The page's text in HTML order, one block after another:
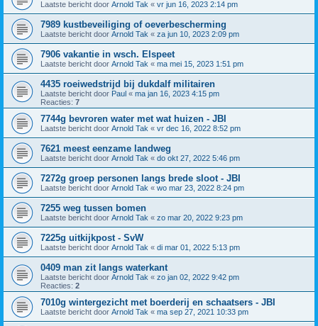
Laatste bericht door Arnold Tak « vr jun 16, 2023 2:14 pm
7989 kustbeveiliging of oeverbescherming
Laatste bericht door Arnold Tak « za jun 10, 2023 2:09 pm
7906 vakantie in wsch. Elspeet
Laatste bericht door Arnold Tak « ma mei 15, 2023 1:51 pm
4435 roeiwedstrijd bij dukdalf militairen
Laatste bericht door Paul « ma jan 16, 2023 4:15 pm
Reacties: 7
7744g bevroren water met wat huizen - JBI
Laatste bericht door Arnold Tak « vr dec 16, 2022 8:52 pm
7621 meest eenzame landweg
Laatste bericht door Arnold Tak « do okt 27, 2022 5:46 pm
7272g groep personen langs brede sloot - JBI
Laatste bericht door Arnold Tak « wo mar 23, 2022 8:24 pm
7255 weg tussen bomen
Laatste bericht door Arnold Tak « zo mar 20, 2022 9:23 pm
7225g uitkijkpost - SvW
Laatste bericht door Arnold Tak « di mar 01, 2022 5:13 pm
0409 man zit langs waterkant
Laatste bericht door Arnold Tak « zo jan 02, 2022 9:42 pm
Reacties: 2
7010g wintergezicht met boerderij en schaatsers - JBI
Laatste bericht door Arnold Tak « ma sep 27, 2021 10:33 pm